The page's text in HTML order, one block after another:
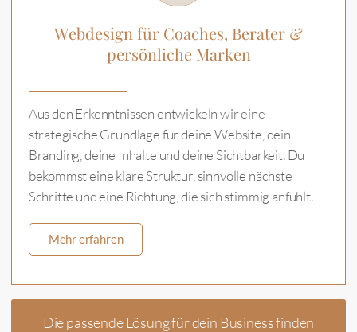
Webdesign für Coaches, Berater &
persönliche Marken
Aus den Erkenntnissen entwickeln wir eine
strategische Grundlage für deine Website, dein
Branding, deine Inhalte und deine Sichtbarkeit. Du
bekommst eine klare Struktur, sinnvolle nächste
Schritte und eine Richtung, die sich stimmig anfühlt.
Mehr erfahren
Die passende Lösung für dein Business finden